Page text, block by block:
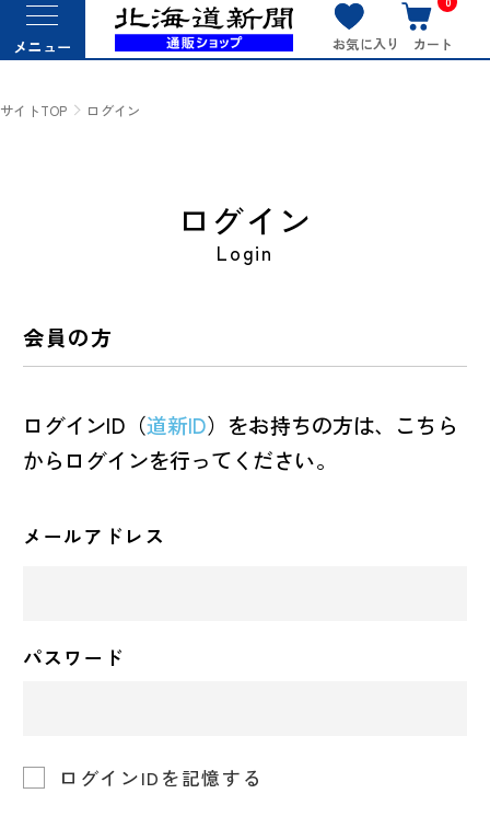
メニュー お気に入り カート
サイトTOP ログイン
ログイン
Login
会員の方
ログインID（道新ID）をお持ちの方は、こちら
からログインを行ってください。
メールアドレス
パスワード
ログインIDを記憶する